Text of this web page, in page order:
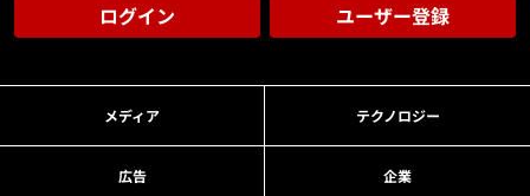
ログイン ユーザー登録
メディア テクノロジー
広告 企業